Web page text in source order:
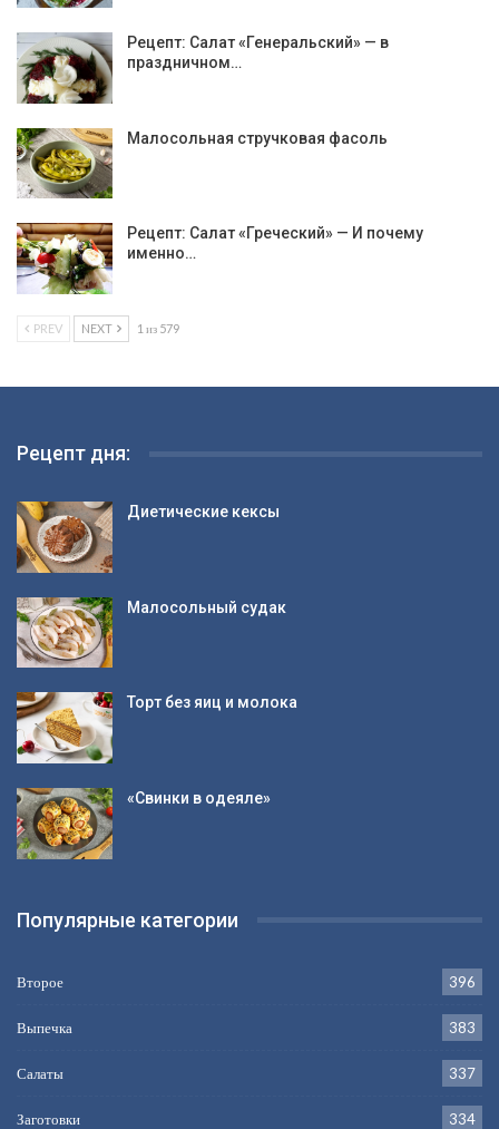
Рецепт: Салат «Генеральский» — в
праздничном…
Малосольная стручковая фасоль
Рецепт: Салат «Греческий» — И почему
именно…
PREV NEXT 1 из 579
Рецепт дня:
Диетические кексы
Малосольный судак
Торт без яиц и молока
«Свинки в одеяле»
Популярные категории
Второе 396
Выпечка 383
Салаты 337
Заготовки 334